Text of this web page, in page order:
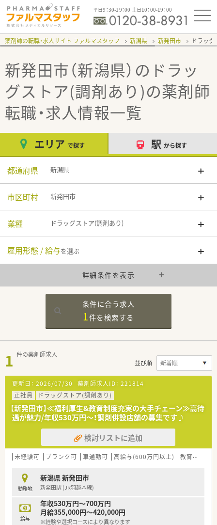
平日9：30-19：00 土日10：00-19：00
薬剤師の転職・求人サイト ファルマスタッフ 新潟県 新発田市 ドラッ
新発田市（新潟県）のドラッ
グストア(調剤あり)の薬剤師
転職・求人情報一覧
エリア で探す 駅 から探す
都道府県 新潟県
市区町村 新発田市
業種 ドラッグストア(調剤あり)
雇用形態 / 給与を選ぶ
詳細条件を表示
条件に合う求人
1件を検索する
1 件の薬剤師求人
並び順
更新日： 2026/07/30 薬剤師求人ID： 221814
正社員
ドラッグストア(調剤あり)
【新発田市】≪福利厚生&教育制度充実の大手チェーン≫高待
遇が魅力/年収530万円～！調剤併設店舗の募集です♪
検討リストに追加
未経験可 ブランク可 車通勤可 高給与(600万円以上) 教育制度あり
勤務地
新潟県 新発田市
新発田駅 (JR羽越本線)
給与
年収530万円～700万円
月給355,000円～420,000円
※経験や選択コースにより異なります